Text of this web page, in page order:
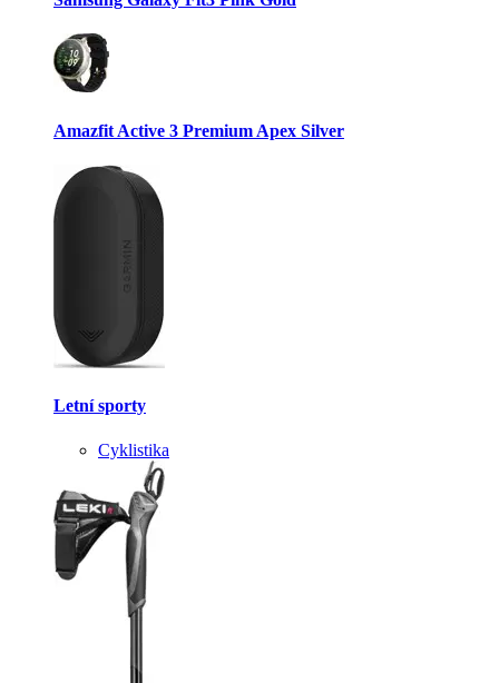
Amazfit Active 3 Premium Apex Silver
Letní sporty
Cyklistika